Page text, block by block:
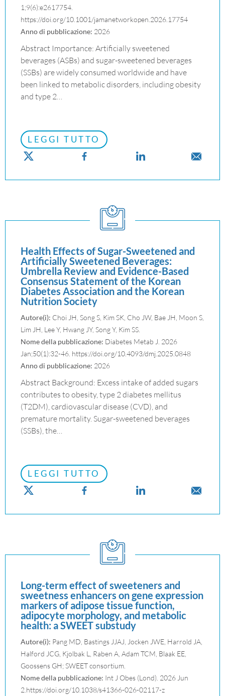
1;9(6):e2617754.
https://doi.org/10.1001/jamanetworkopen.2026.17754
Anno di pubblicazione: 2026
Abstract Importance: Artificially sweetened
beverages (ASBs) and sugar-sweetened beverages
(SSBs) are widely consumed worldwide and have
been linked to metabolic disorders, including obesity
and type 2…
LEGGI TUTTO
Health Effects of Sugar-Sweetened and
Artificially Sweetened Beverages:
Umbrella Review and Evidence-Based
Consensus Statement of the Korean
Diabetes Association and the Korean
Nutrition Society
Autore(i): Choi JH, Song S, Kim SK, Cho JW, Bae JH, Moon S,
Lim JH, Lee Y, Hwang JY, Song Y, Kim SS.
Nome della pubblicazione: Diabetes Metab J. 2026
Jan;50(1):32-46. https://doi.org/10.4093/dmj.2025.0848
Anno di pubblicazione: 2026
Abstract Background: Excess intake of added sugars
contributes to obesity, type 2 diabetes mellitus
(T2DM), cardiovascular disease (CVD), and
premature mortality. Sugar-sweetened beverages
(SSBs), the…
LEGGI TUTTO
Long-term effect of sweeteners and
sweetness enhancers on gene expression
markers of adipose tissue function,
adipocyte morphology, and metabolic
health: a SWEET substudy
Autore(i): Pang MD, Bastings JJAJ, Jocken JWE, Harrold JA,
Halford JCG, Kjolbak L, Raben A, Adam TCM, Blaak EE,
Goossens GH; SWEET consortium.
Nome della pubblicazione: Int J Obes (Lond). 2026 Jun
2.https://doi.org/10.1038/s41366-026-02117-z